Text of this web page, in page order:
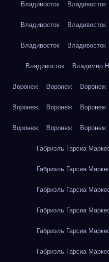
Владивосток Владивосток
Владивосток Владивосток
Владивосток Владивосток
Владивосток Владимир
Воронеж Воронеж Воронеж
Воронеж Воронеж Воронеж
Воронеж Воронеж Воронеж
Габриэль Гарсиа
Габриэль Гарсиа
Габриэль Гарсиа
Габриэль Гарсиа
Габриэль Гарсиа
Габриэль Гарсиа